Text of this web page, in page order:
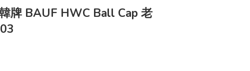
韓牌 BAUF HWC Ball Cap 老